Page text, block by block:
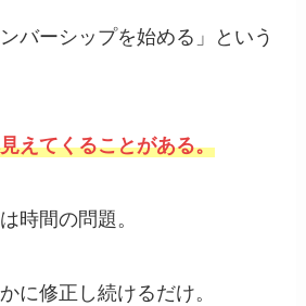
バーシップを始める」という
えてくることがある。
時間の問題。
に修正し続けるだけ。